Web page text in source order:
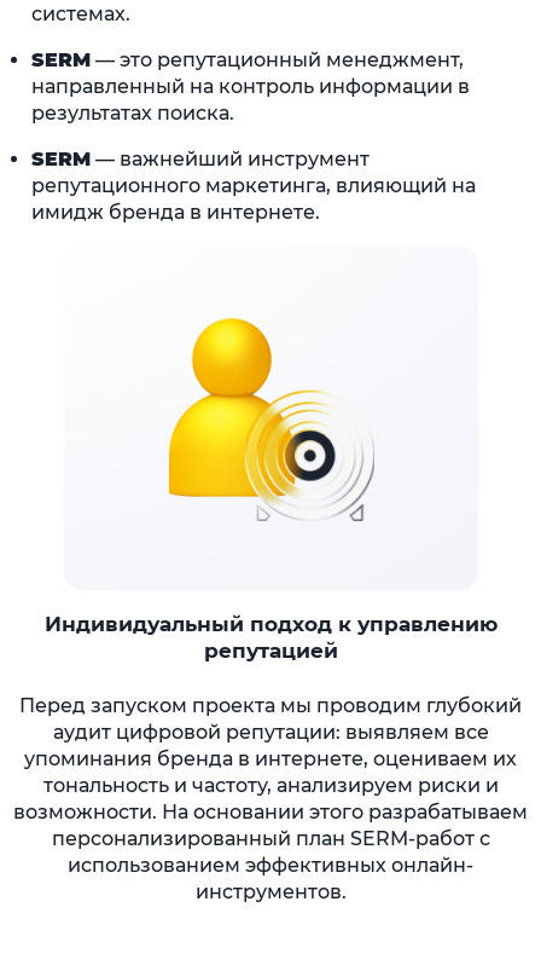
системах.
SERM — это репутационный менеджмент,
направленный на контроль информации в
результатах поиска.
SERM — важнейший инструмент
репутационного маркетинга, влияющий на
имидж бренда в интернете.
Индивидуальный подход к управлению
репутацией
Перед запуском проекта мы проводим глубокий
аудит цифровой репутации: выявляем все
упоминания бренда в интернете, оцениваем их
тональность и частоту, анализируем риски и
возможности. На основании этого разрабатываем
персонализированный план SERM-работ с
использованием эффективных онлайн-
инструментов.